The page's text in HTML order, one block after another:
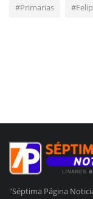
#Primarias
"Séptima Página